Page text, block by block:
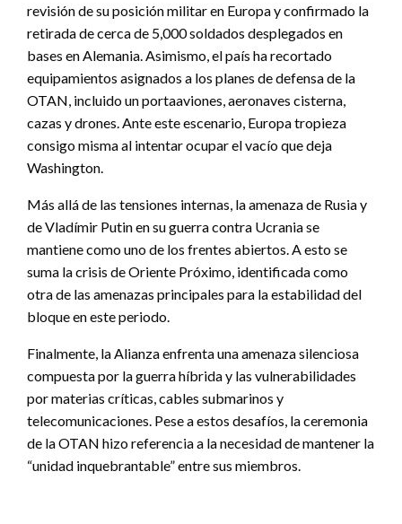
revisión de su posición militar en Europa y confirmado la
retirada de cerca de 5,000 soldados desplegados en
bases en Alemania. Asimismo, el país ha recortado
equipamientos asignados a los planes de defensa de la
OTAN, incluido un portaaviones, aeronaves cisterna,
cazas y drones. Ante este escenario, Europa tropieza
consigo misma al intentar ocupar el vacío que deja
Washington.
Más allá de las tensiones internas, la amenaza de Rusia y
de Vladímir Putin en su guerra contra Ucrania se
mantiene como uno de los frentes abiertos. A esto se
suma la crisis de Oriente Próximo, identificada como
otra de las amenazas principales para la estabilidad del
bloque en este periodo.
Finalmente, la Alianza enfrenta una amenaza silenciosa
compuesta por la guerra híbrida y las vulnerabilidades
por materias críticas, cables submarinos y
telecomunicaciones. Pese a estos desafíos, la ceremonia
de la OTAN hizo referencia a la necesidad de mantener la
“unidad inquebrantable” entre sus miembros.